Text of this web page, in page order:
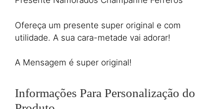
Ofereça um presente super original e com
utilidade. A sua cara-metade vai adorar!
A Mensagem é super original!
Informações Para Personalização do